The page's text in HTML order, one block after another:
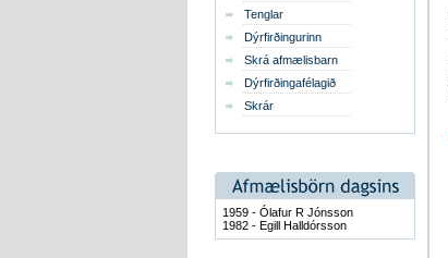
Tenglar
Dýrfirðingurinn
Skrá afmælisbarn
Dýrfirðingafélagið
Skrár
1959 - Ólafur R Jónsson
1982 - Egill Halldórsson